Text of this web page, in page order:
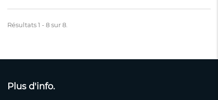
Résultats 1 - 8 sur 8.
Plus d'info.